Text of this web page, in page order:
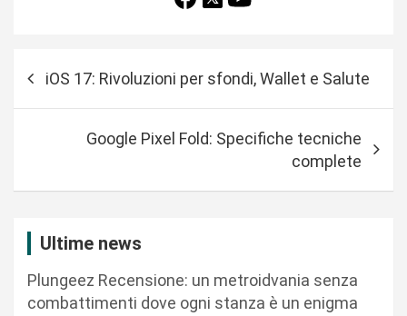
iOS 17: Rivoluzioni per sfondi, Wallet e Salute
Google Pixel Fold: Specifiche tecniche
complete
Ultime news
Plungeez Recensione: un metroidvania senza
combattimenti dove ogni stanza è un enigma